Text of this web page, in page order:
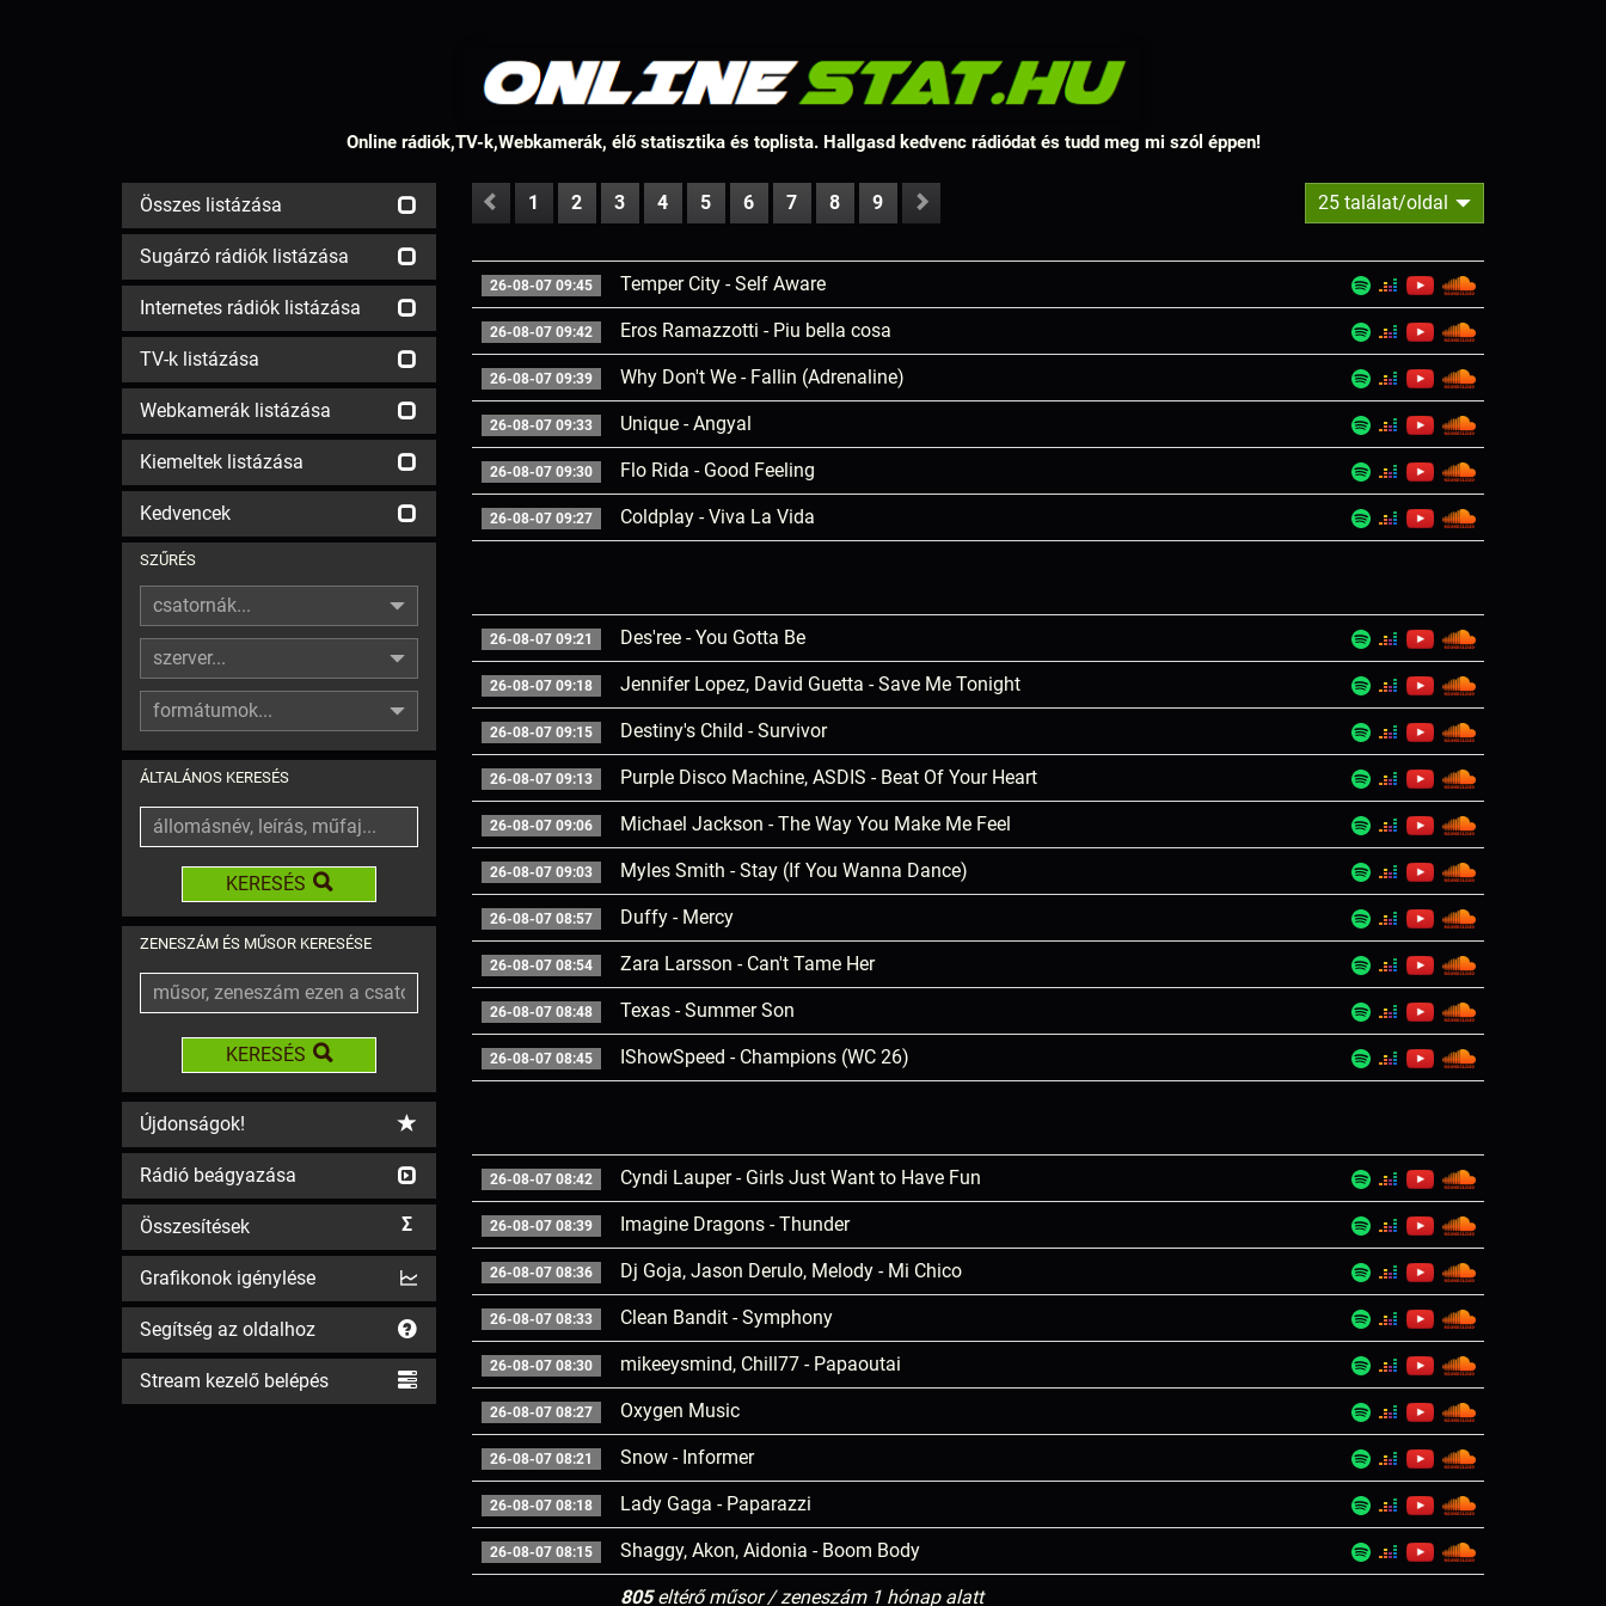
Online rádiók,TV-k,Webkamerák, élő statisztika és toplista. Hallgasd kedvenc rádiódat és tudd meg mi szól éppen!
Összes listázása
Sugárzó rádiók listázása
Internetes rádiók listázása
TV-k listázása
Webkamerák listázása
Kiemeltek listázása
Kedvencek
SZŰRÉS
csatornák...
szerver...
formátumok...
ÁLTALÁNOS KERESÉS
KERESÉS
ZENESZÁM ÉS MŰSOR KERESÉSE
KERESÉS
Újdonságok!
Rádió beágyazása
Összesítések Σ
Grafikonok igénylése
Segítség az oldalhoz
Stream kezelő belépés
1 2 3 4 5 6 7 8 9 25 találat/oldal
26-08-07 09:45 Temper City - Self Aware
26-08-07 09:42 Eros Ramazzotti - Piu bella cosa
26-08-07 09:39 Why Don't We - Fallin (Adrenaline)
26-08-07 09:33 Unique - Angyal
26-08-07 09:30 Flo Rida - Good Feeling
26-08-07 09:27 Coldplay - Viva La Vida
26-08-07 09:21 Des'ree - You Gotta Be
26-08-07 09:18 Jennifer Lopez, David Guetta - Save Me Tonight
26-08-07 09:15 Destiny's Child - Survivor
26-08-07 09:13 Purple Disco Machine, ASDIS - Beat Of Your Heart
26-08-07 09:06 Michael Jackson - The Way You Make Me Feel
26-08-07 09:03 Myles Smith - Stay (If You Wanna Dance)
26-08-07 08:57 Duffy - Mercy
26-08-07 08:54 Zara Larsson - Can't Tame Her
26-08-07 08:48 Texas - Summer Son
26-08-07 08:45 IShowSpeed - Champions (WC 26)
26-08-07 08:42 Cyndi Lauper - Girls Just Want to Have Fun
26-08-07 08:39 Imagine Dragons - Thunder
26-08-07 08:36 Dj Goja, Jason Derulo, Melody - Mi Chico
26-08-07 08:33 Clean Bandit - Symphony
26-08-07 08:30 mikeeysmind, Chill77 - Papaoutai
26-08-07 08:27 Oxygen Music
26-08-07 08:21 Snow - Informer
26-08-07 08:18 Lady Gaga - Paparazzi
26-08-07 08:15 Shaggy, Akon, Aidonia - Boom Body
805eltérő műsor / zeneszám 1 hónap alatt